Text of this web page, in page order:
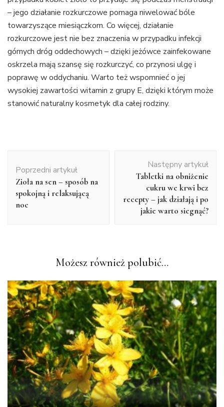
– jego działanie rozkurczowe pomaga niwelować bóle
towarzyszące miesiączkom. Co więcej, działanie
rozkurczowe jest nie bez znaczenia w przypadku infekcji
górnych dróg oddechowych – dzięki jeżówce zainfekowane
oskrzela mają szansę się rozkurczyć, co przynosi ulgę i
poprawę w oddychaniu. Warto też wspomnieć o jej
wysokiej zawartości witamin z grupy E, dzięki którym może
stanowić naturalny kosmetyk dla całej rodziny.
wpisu
Poprzedni artykuł
Zioła na sen – sposób na
spokojną i relaksującą
noc
Następny artykuł
Tabletki na obniżenie
cukru we krwi bez
recepty – jak działają i po
jakie warto siegnąć?
Możesz również polubić…